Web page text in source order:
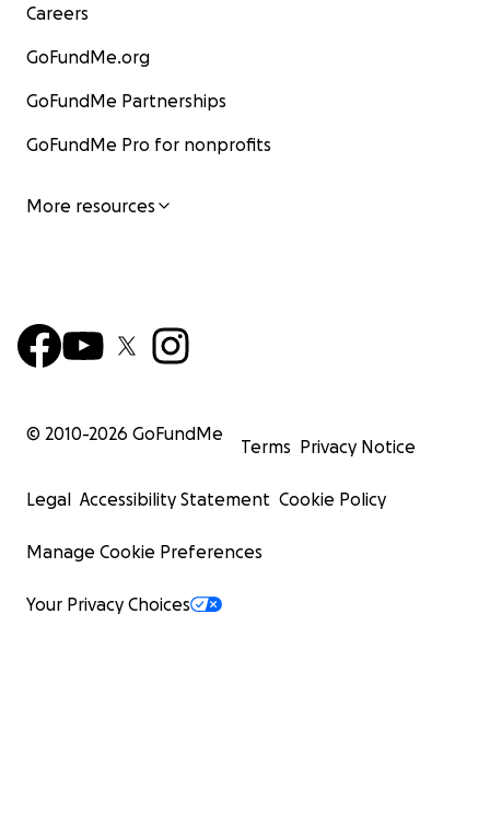
Careers
GoFundMe.org
GoFundMe Partnerships
GoFundMe Pro for nonprofits
More resources
© 2010-2026 GoFundMe
Terms Privacy Notice
Legal Accessibility Statement Cookie Policy
Manage Cookie Preferences
Your Privacy Choices